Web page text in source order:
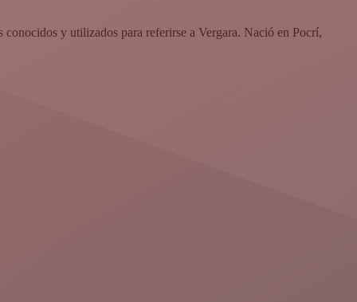
y utilizados para referirse a Vergara. Nació en Pocrí,